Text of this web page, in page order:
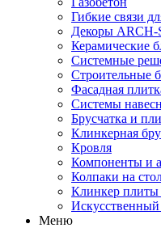
Гибкие связи
Декоры ARCH-
Керамические
Системные
Строительные
Фасадная
Системы
Брусчатка и
Клинкерная
Кровля
Компоненты и
Колпаки на
Клинкер
Меню